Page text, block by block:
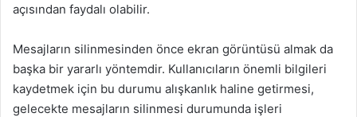
açısından faydalı olabilir.
Mesajların silinmesinden önce ekran görüntüsü almak da
başka bir yararlı yöntemdir. Kullanıcıların önemli bilgileri
kaydetmek için bu durumu alışkanlık haline getirmesi,
gelecekte mesajların silinmesi durumunda işleri